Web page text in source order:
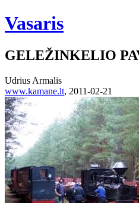
Vasaris
GELEŽINKELIO
Udrius Armalis
www.kamane.lt, 2011-02-21